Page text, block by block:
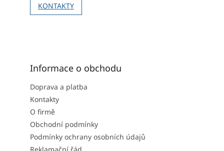
KONTAKTY
Informace o obchodu
Doprava a platba
Kontakty
O firmě
Obchodní podmínky
Podmínky ochrany osobních údajů